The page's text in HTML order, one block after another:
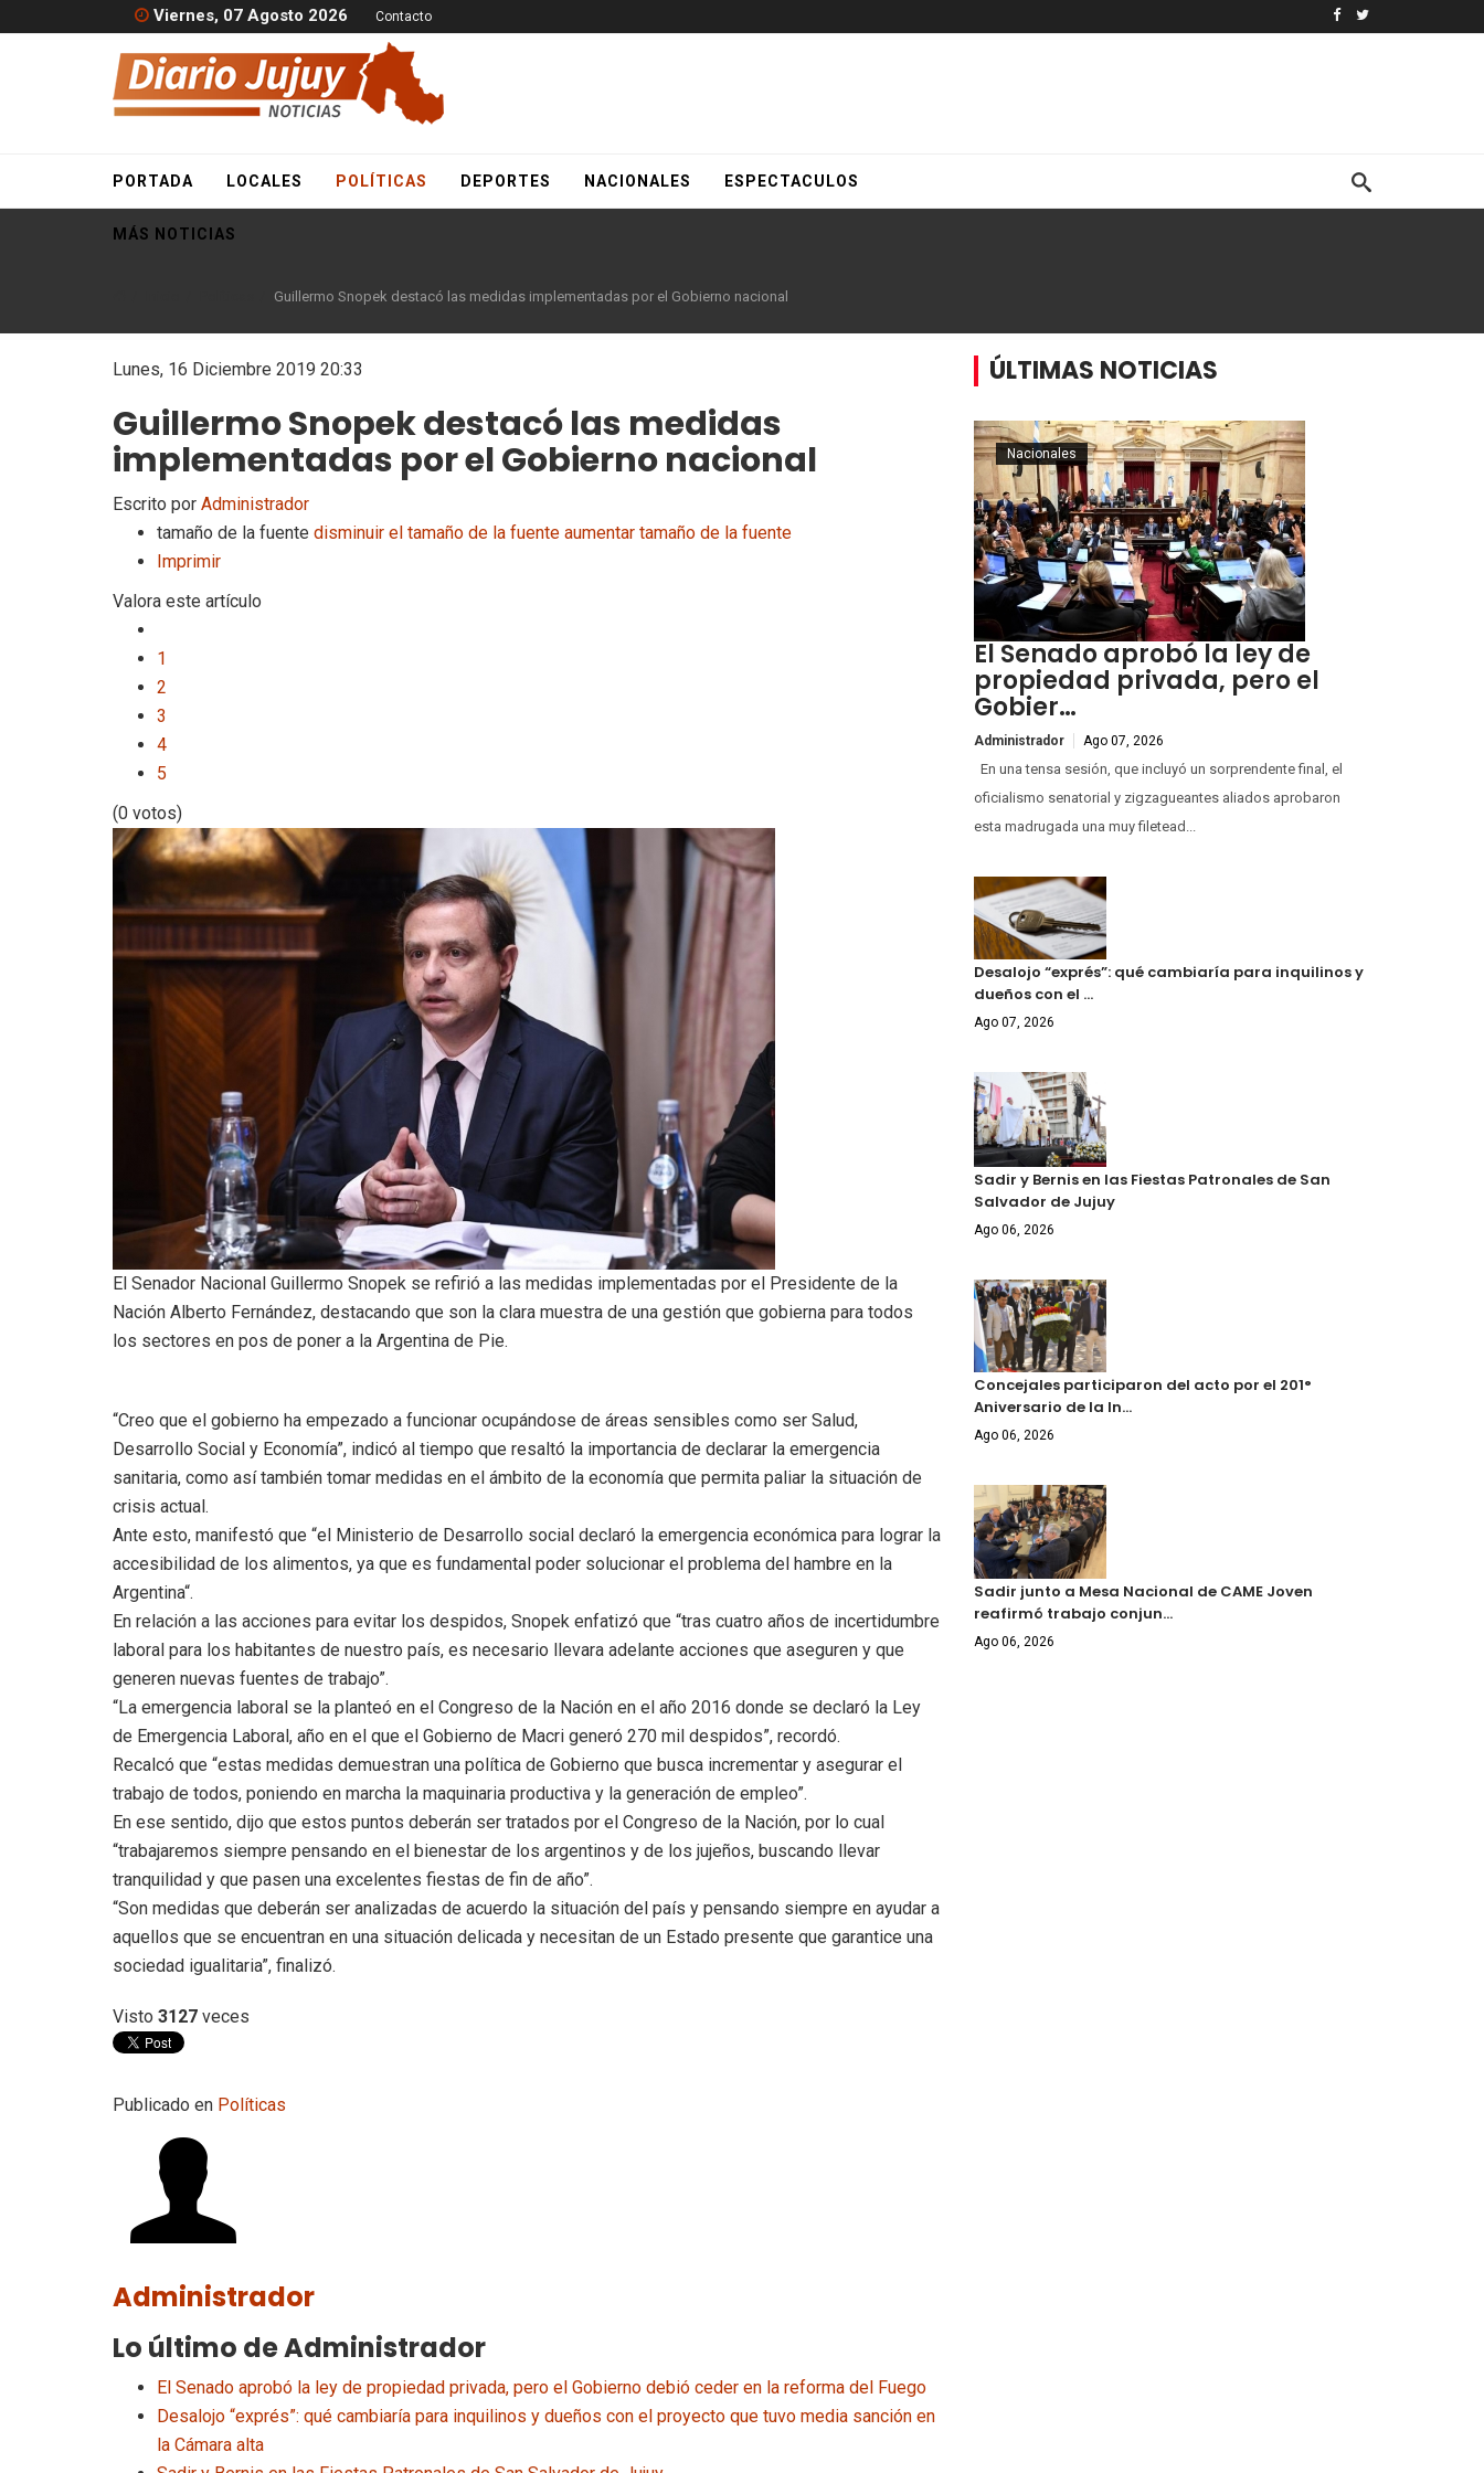
Viernes, 07 Agosto 2026 Contacto
PORTADA LOCALES POLÍTICAS DEPORTES NACIONALES ESPECTACULOS
MÁS NOTICIAS
Guillermo Snopek destacó las medidas implementadas por el Gobierno nacional
Lunes, 16 Diciembre 2019 20:33
Guillermo Snopek destacó las medidas
implementadas por el Gobierno nacional
Escrito por Administrador
tamaño de la fuente disminuir el tamaño de la fuente aumentar tamaño de la fuente
Imprimir
Valora este artículo
1
2
3
4
5
(0 votos)
El Senador Nacional Guillermo Snopek se refirió a las medidas implementadas por el Presidente de la
Nación Alberto Fernández, destacando que son la clara muestra de una gestión que gobierna para todos
los sectores en pos de poner a la Argentina de Pie.
“Creo que el gobierno ha empezado a funcionar ocupándose de áreas sensibles como ser Salud,
Desarrollo Social y Economía”, indicó al tiempo que resaltó la importancia de declarar la emergencia
sanitaria, como así también tomar medidas en el ámbito de la economía que permita paliar la situación de
crisis actual.
Ante esto, manifestó que “el Ministerio de Desarrollo social declaró la emergencia económica para lograr la
accesibilidad de los alimentos, ya que es fundamental poder solucionar el problema del hambre en la
Argentina“.
En relación a las acciones para evitar los despidos, Snopek enfatizó que “tras cuatro años de incertidumbre
laboral para los habitantes de nuestro país, es necesario llevara adelante acciones que aseguren y que
generen nuevas fuentes de trabajo”.
“La emergencia laboral se la planteó en el Congreso de la Nación en el año 2016 donde se declaró la Ley
de Emergencia Laboral, año en el que el Gobierno de Macri generó 270 mil despidos”, recordó.
Recalcó que “estas medidas demuestran una política de Gobierno que busca incrementar y asegurar el
trabajo de todos, poniendo en marcha la maquinaria productiva y la generación de empleo”.
En ese sentido, dijo que estos puntos deberán ser tratados por el Congreso de la Nación, por lo cual
“trabajaremos siempre pensando en el bienestar de los argentinos y de los jujeños, buscando llevar
tranquilidad y que pasen una excelentes fiestas de fin de año”.
“Son medidas que deberán ser analizadas de acuerdo la situación del país y pensando siempre en ayudar a
aquellos que se encuentran en una situación delicada y necesitan de un Estado presente que garantice una
sociedad igualitaria”, finalizó.
Visto 3127 veces
Publicado en Políticas
Administrador
Lo último de Administrador
El Senado aprobó la ley de propiedad privada, pero el Gobierno debió ceder en la reforma del Fuego
Desalojo “exprés”: qué cambiaría para inquilinos y dueños con el proyecto que tuvo media sanción en
la Cámara alta
ÚLTIMAS NOTICIAS
El Senado aprobó la ley de
propiedad privada, pero el
Gobier…
Administrador Ago 07, 2026
Nacionales
En una tensa sesión, que incluyó un sorprendente final, el
oficialismo senatorial y zigzagueantes aliados aprobaron
esta madrugada una muy filetead...
Desalojo “exprés”: qué cambiaría para inquilinos y
dueños con el …
Ago 07, 2026
Sadir y Bernis en las Fiestas Patronales de San
Salvador de Jujuy
Ago 06, 2026
Concejales participaron del acto por el 201°
Aniversario de la In…
Ago 06, 2026
Sadir junto a Mesa Nacional de CAME Joven
reafirmó trabajo conjun…
Ago 06, 2026